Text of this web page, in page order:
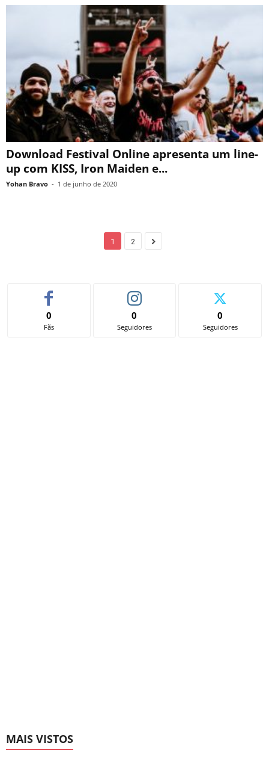
Download Festival Online apresenta um line-
up com KISS, Iron Maiden e...
Yohan Bravo - 1 de junho de 2020
1 2
0
Fãs
0
Seguidores
0
Seguidores
MAIS VISTOS